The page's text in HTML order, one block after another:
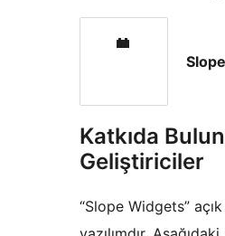
Katkıda
Geliştiriciler
“Slope Widgets”